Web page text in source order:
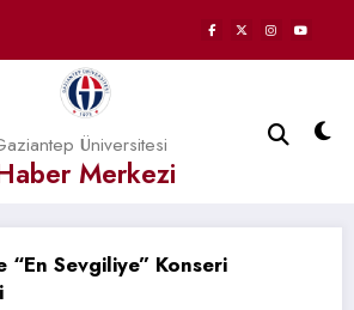
Üniversitesi
Merkezi
“En Sevgiliye” Konseri